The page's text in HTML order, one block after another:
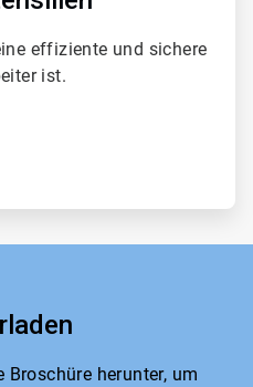
effiziente und sichere
ist.
herunter, um